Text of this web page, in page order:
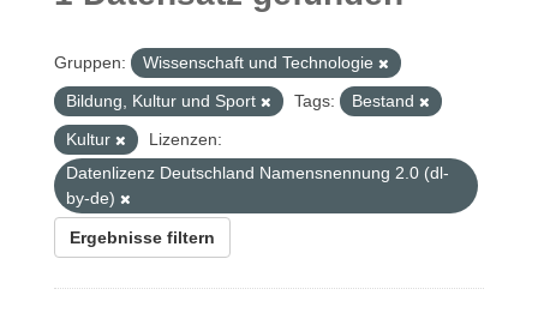
Gruppen:
Wissenschaft und Technologie
Bildung, Kultur und Sport
Tags:
Bestand
Kultur
Lizenzen:
Datenlizenz Deutschland Namensnennung 2.0 (dl-
by-de)
Ergebnisse filtern